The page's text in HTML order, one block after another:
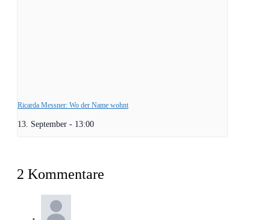
Ricarda Messner: Wo der Name wohnt
13. September - 13:00
2 Kommentare